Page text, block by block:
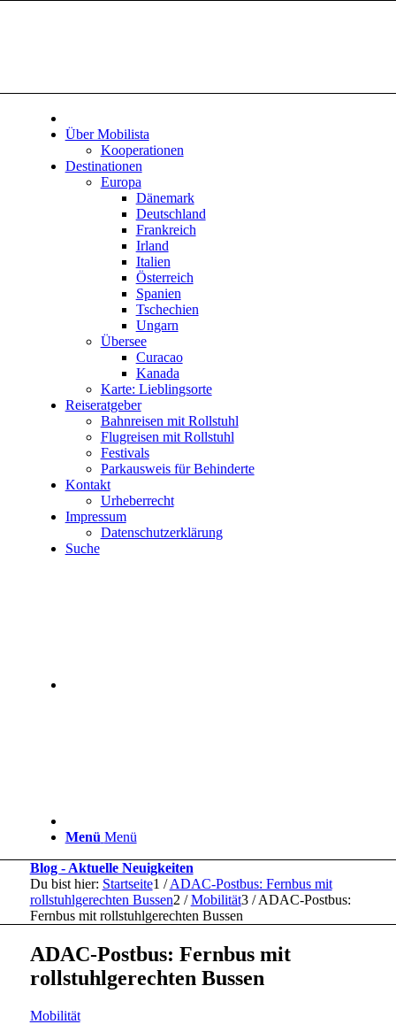
Über Mobilista
Kooperationen
Destinationen
Europa
Dänemark
Deutschland
Frankreich
Irland
Italien
Österreich
Spanien
Tschechien
Ungarn
Übersee
Curacao
Kanada
Karte: Lieblingsorte
Reiseratgeber
Bahnreisen mit Rollstuhl
Flugreisen mit Rollstuhl
Festivals
Parkausweis für Behinderte
Kontakt
Urheberrecht
Impressum
Datenschutzerklärung
Suche
Menü Menü
Blog - Aktuelle Neuigkeiten
Du bist hier: Startseite1 / ADAC-Postbus: Fernbus mit
rollstuhlgerechten Bussen2 / Mobilität3 / ADAC-Postbus:
Fernbus mit rollstuhlgerechten Bussen
ADAC-Postbus: Fernbus mit
rollstuhlgerechten Bussen
Mobilität